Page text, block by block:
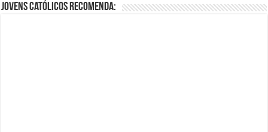
Jovens Católicos Recomenda: